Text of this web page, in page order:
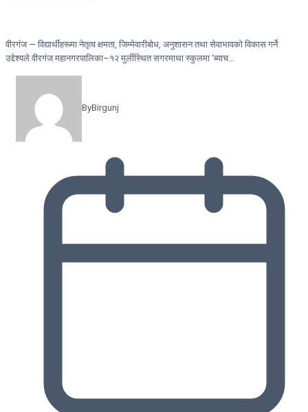
वीरगंज — विद्यार्थीहरूमा नेतृत्व क्षमता, जिम्मेवारीबोध, अनुशासन तथा सेवाभावको विकास गर्ने
उद्देश्यले वीरगंज महानगरपालिका–१२ मुर्लीस्थित सगरमाथा स्कुलमा ‘ब्याच…
ByBirgunj